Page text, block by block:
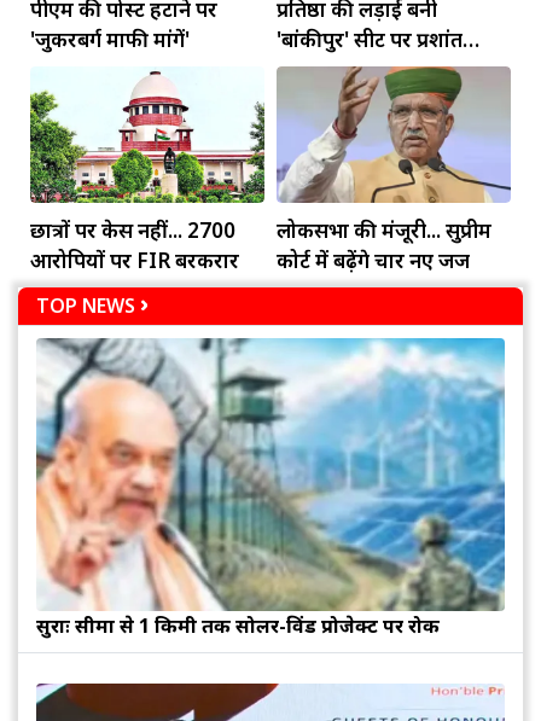
पीएम की पोस्ट हटाने पर
'जुकरबर्ग माफी मांगें'
प्रतिष्ठा की लड़ाई बनी
'बांकीपुर' सीट पर प्रशांत
किशोर की जीत
छात्रों पर केस नहीं... 2700
आरोपियों पर FIR बरकरार
लोकसभा की मंजूरी... सुप्रीम
कोर्ट में बढ़ेंगे चार नए जज
TOP NEWS
सुरक्षाः सीमा से 1 किमी तक सोलर-विंड प्रोजेक्ट पर रोक